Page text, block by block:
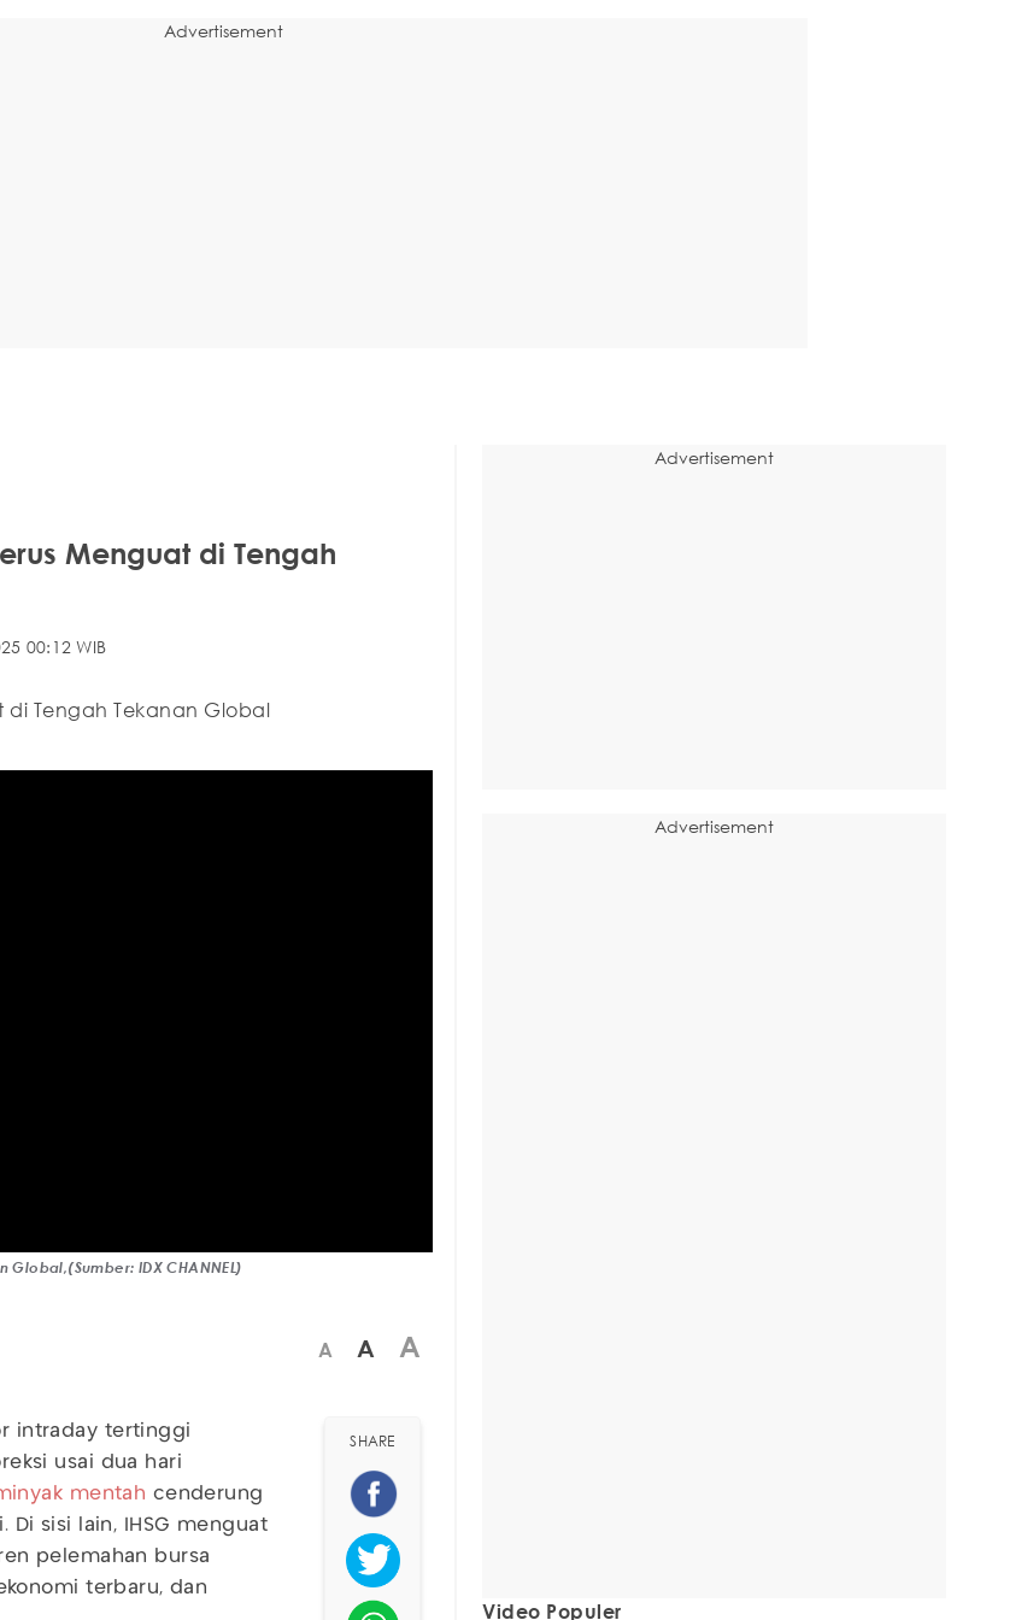
Advertisement
Menguat di Tengah
00:12 WIB
di Tengah Tekanan Global
Global,(Sumber: IDX CHANNEL)
A A A
intraday tertinggi
usai dua hari
mentah cenderung
Di sisi lain, IHSG menguat
pelemahan bursa
terbaru, dan
SHARE
Advertisement
Advertisement
Video Populer